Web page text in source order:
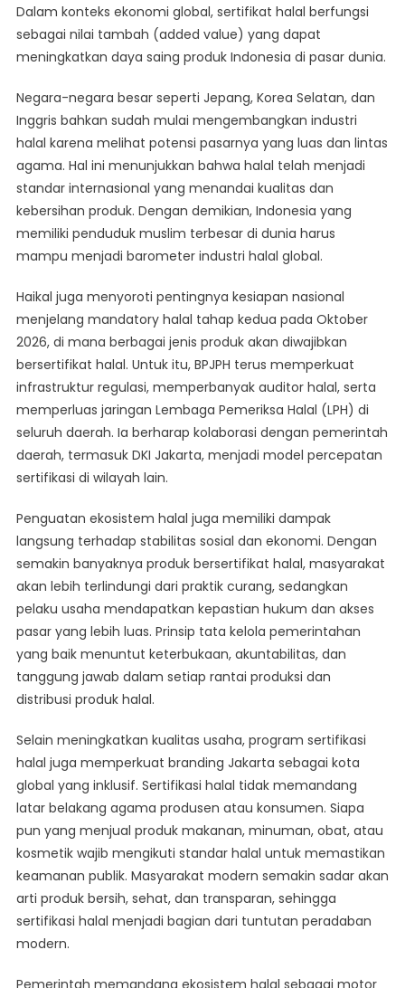
Dalam konteks ekonomi global, sertifikat halal berfungsi
sebagai nilai tambah (added value) yang dapat
meningkatkan daya saing produk Indonesia di pasar dunia.
Negara-negara besar seperti Jepang, Korea Selatan, dan
Inggris bahkan sudah mulai mengembangkan industri
halal karena melihat potensi pasarnya yang luas dan lintas
agama. Hal ini menunjukkan bahwa halal telah menjadi
standar internasional yang menandai kualitas dan
kebersihan produk. Dengan demikian, Indonesia yang
memiliki penduduk muslim terbesar di dunia harus
mampu menjadi barometer industri halal global.
Haikal juga menyoroti pentingnya kesiapan nasional
menjelang mandatory halal tahap kedua pada Oktober
2026, di mana berbagai jenis produk akan diwajibkan
bersertifikat halal. Untuk itu, BPJPH terus memperkuat
infrastruktur regulasi, memperbanyak auditor halal, serta
memperluas jaringan Lembaga Pemeriksa Halal (LPH) di
seluruh daerah. Ia berharap kolaborasi dengan pemerintah
daerah, termasuk DKI Jakarta, menjadi model percepatan
sertifikasi di wilayah lain.
Penguatan ekosistem halal juga memiliki dampak
langsung terhadap stabilitas sosial dan ekonomi. Dengan
semakin banyaknya produk bersertifikat halal, masyarakat
akan lebih terlindungi dari praktik curang, sedangkan
pelaku usaha mendapatkan kepastian hukum dan akses
pasar yang lebih luas. Prinsip tata kelola pemerintahan
yang baik menuntut keterbukaan, akuntabilitas, dan
tanggung jawab dalam setiap rantai produksi dan
distribusi produk halal.
Selain meningkatkan kualitas usaha, program sertifikasi
halal juga memperkuat branding Jakarta sebagai kota
global yang inklusif. Sertifikasi halal tidak memandang
latar belakang agama produsen atau konsumen. Siapa
pun yang menjual produk makanan, minuman, obat, atau
kosmetik wajib mengikuti standar halal untuk memastikan
keamanan publik. Masyarakat modern semakin sadar akan
arti produk bersih, sehat, dan transparan, sehingga
sertifikasi halal menjadi bagian dari tuntutan peradaban
modern.